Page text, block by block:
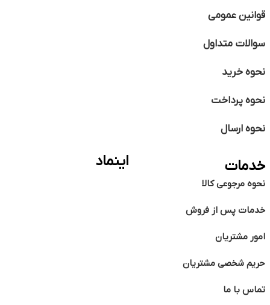
قوانین عمومی
سوالات متداول
نحوه خرید
نحوه پرداخت
نحوه ارسال
خدمات
نحوه مرجوعی کالا
خدمات پس از فروش
امور مشتریان
حریم شخصی مشتریان
تماس با ما
اینماد